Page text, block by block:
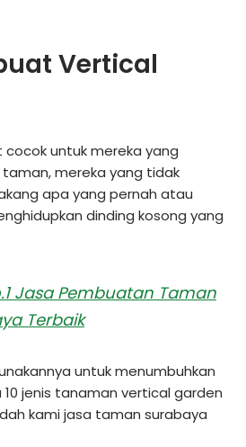
Vertical
untuk mereka yang
mereka yang tidak
apa yang pernah atau
dinding kosong yang
Jasa Pembuatan Taman
Terbaik
untuk menumbuhkan
jenis tanaman vertical garden
kami jasa taman surabaya